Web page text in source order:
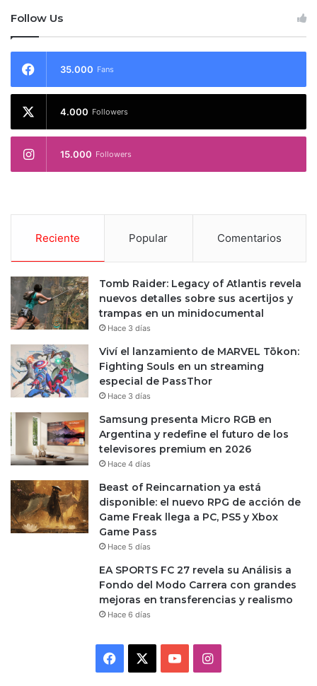
Follow Us
35.000 Fans
4.000 Followers
15.000 Followers
Reciente Popular Comentarios
Tomb Raider: Legacy of Atlantis revela
nuevos detalles sobre sus acertijos y
trampas en un minidocumental
Hace 3 días
Viví el lanzamiento de MARVEL Tōkon:
Fighting Souls en un streaming
especial de PassThor
Hace 3 días
Samsung presenta Micro RGB en
Argentina y redefine el futuro de los
televisores premium en 2026
Hace 4 días
Beast of Reincarnation ya está
disponible: el nuevo RPG de acción de
Game Freak llega a PC, PS5 y Xbox
Game Pass
Hace 5 días
EA SPORTS FC 27 revela su Análisis a
Fondo del Modo Carrera con grandes
mejoras en transferencias y realismo
Hace 6 días
Facebook YouTubeInstagram